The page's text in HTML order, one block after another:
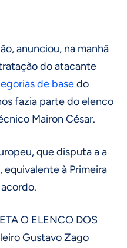
anunciou, na manhã
do atacante
de basedo
fazia parte do elenco
Mairon César.
que disputa a a
equivalente à Primeira
O ELENCO DOS
Gustavo Zago